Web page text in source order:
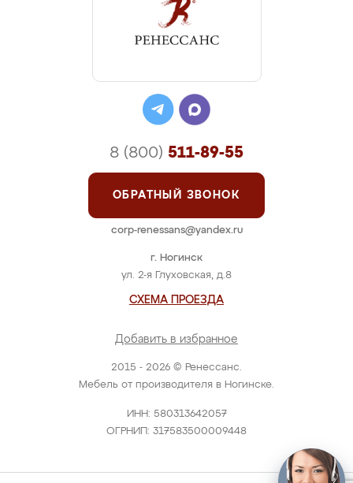
2015 - 2026 © Ренессанс.
Мебель от производителя в Ногинске.
ИНН: 580313642057
ОГРНИП: 317583500009448
г. Ногинск
ул. 2-я Глуховская, д.8
СХЕМА ПРОЕЗДА
Добавить в избранное
8 (800) 511-89-55
ОБРАТНЫЙ ЗВОНОК
corp-renessans@yandex.ru